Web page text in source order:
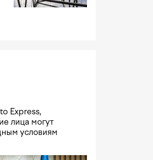
Express,
лица могут
условиям